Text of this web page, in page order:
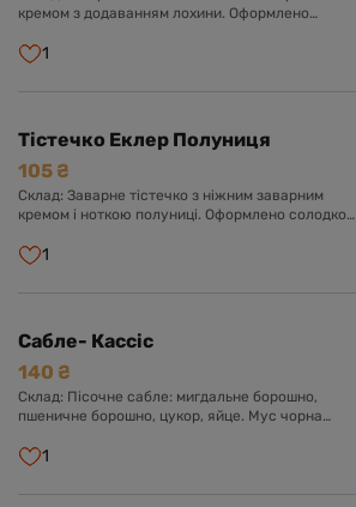
кремом з додаванням лохини. Оформлено
1
Тістечко Еклер Полуниця
105 ₴
Склад: Заварне тістечко з ніжним заварним
кремом і ноткою полуниці. Оформлено солодкою
1
Сабле- Кассіс
140 ₴
Склад: Пісочне сабле: мигдальне борошно,
пшеничне борошно, цукор, яйце. Мус чорна
глазур, вершки, желатин. Компоте: чорна
вершки, біла глазур, глюкозний сироп, желатин.
1